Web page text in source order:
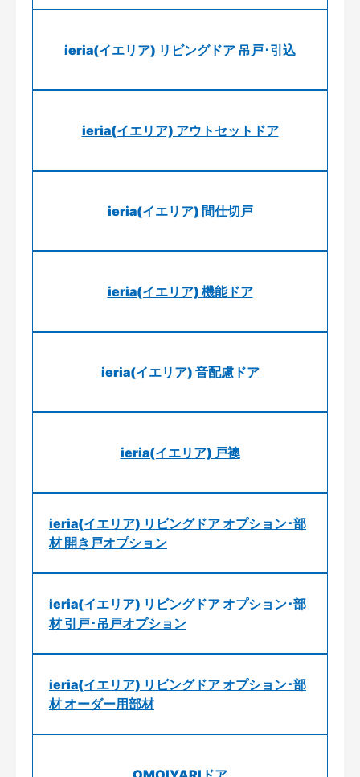
ieria(イエリア) リビングドア 吊戸･引込
ieria(イエリア) アウトセットドア
ieria(イエリア) 間仕切戸
ieria(イエリア) 機能ドア
ieria(イエリア) 音配慮ドア
ieria(イエリア) 戸襖
ieria(イエリア) リビングドア オプション･部
材 開き戸オプション
ieria(イエリア) リビングドア オプション･部
材 引戸･吊戸オプション
ieria(イエリア) リビングドア オプション･部
材 オーダー用部材